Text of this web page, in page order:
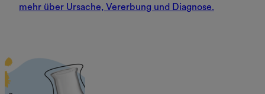
mehr über Ursache, Vererbung und Diagnose.